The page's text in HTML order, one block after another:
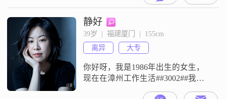
##3002##我的月收入在3000元以下
##3002##我这个人性格比较直接，
平时比较幽默风趣，也比较外向健
谈，跟大家相处起来应该不会觉得
闷##3002##在与人相处的
静好
39岁  |  福建厦门  |  155cm
离异
大专
你好呀，我是1986年出生的女生，
现在在漳州工作生活##3002##我的